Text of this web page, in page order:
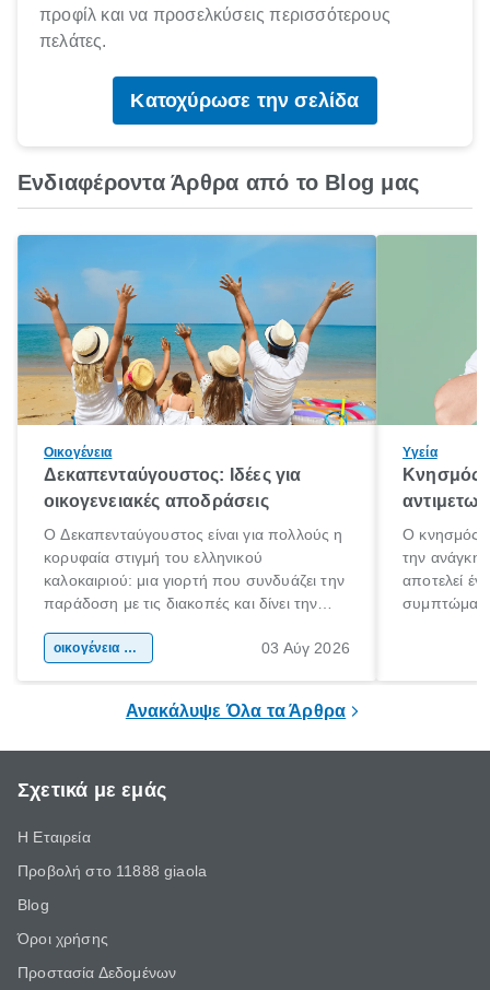
προφίλ και να προσελκύσεις περισσότερους
πελάτες.
Κατοχύρωσε την σελίδα
Ενδιαφέροντα Άρθρα από το Blog μας
Οικογένεια
Δεκαπενταύγουστος: Ιδέες για
οικογενειακές αποδράσεις
Ο Δεκαπενταύγουστος είναι για πολλούς η
κορυφαία στιγμή του ελληνικού
καλοκαιριού: μια γιορτή που συνδυάζει την
παράδοση με τις διακοπές και δίνει την
χώρας. Είτε πρόκειται για λίγες μέρες
οικογένεια & παιδί 03 Αύγ 2026
Υγεία
Κνησμός:
Ο κνησμός
την ανάγκη
αποτελεί
Ανακάλυψε Όλα τα Άρθρα
Σχετικά με εμάς
Η Εταιρεία
Προβολή στο 11888 giaola
Blog
Όροι χρήσης
Προστασία Δεδομένων